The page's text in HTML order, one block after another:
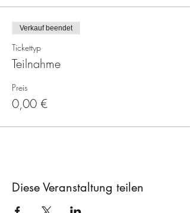
Verkauf beendet
Tickettyp
Teilnahme
Preis
0,00 €
Diese Veranstaltung teilen